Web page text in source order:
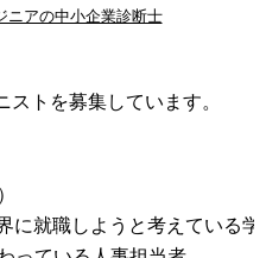
ニアの中小企業診断士
トを募集しています。
就職しようと考えている学